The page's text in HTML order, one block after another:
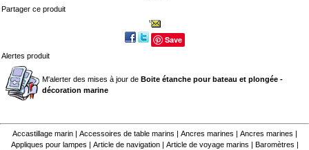
Partager ce produit
Save
Alertes produit
M'alerter des mises à jour de Boite étanche pour bateau et plongée -
décoration marine
Accastillage marin| Accessoires de table marins Ancres marines Ancres marines
Appliques pour lampes
Article de navigation| Article de voyage marins Baromètres